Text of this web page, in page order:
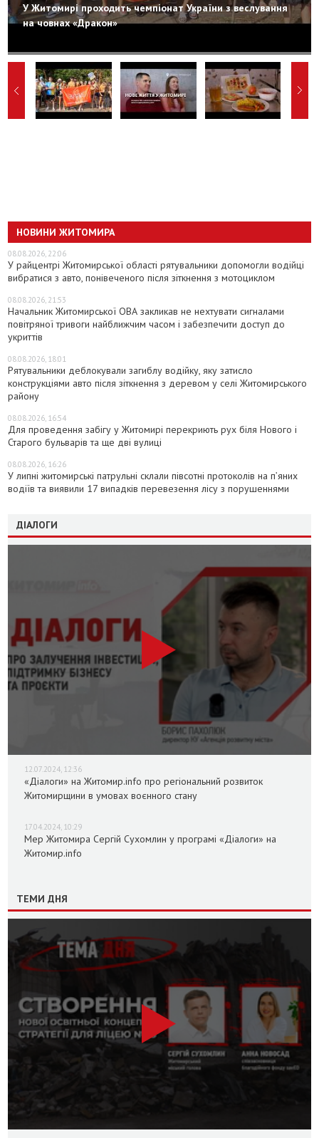
У Житомирі проходить чемпіонат України з веслування
на човнах «Дракон»
НОВИНИ ЖИТОМИРА
08.08.2026, 22:06
У райцентрі Житомирської області рятувальники допомогли водійці
вибратися з авто, понівеченого після зіткнення з мотоциклом
08.08.2026, 21:53
Начальник Житомирської ОВА закликав не нехтувати сигналами
повітряної тривоги найближчим часом і забезпечити доступ до
укриттів
08.08.2026, 18:01
Рятувальники деблокували загиблу водійку, яку затисло
конструкціями авто після зіткнення з деревом у селі Житомирського
району
08.08.2026, 16:54
Для проведення забігу у Житомирі перекриють рух біля Нового і
Старого бульварів та ще дві вулиці
08.08.2026, 16:26
У липні житомирські патрульні склали півсотні протоколів на пʼяних
водіїв та виявили 17 випадків перевезення лісу з порушеннями
ДІАЛОГИ
12.07.2024, 12:36
«Діалоги» на Житомир.info про регіональний розвиток
Житомирщини в умовах воєнного стану
17.04.2024, 10:29
Мер Житомира Сергій Сухомлин у програмі «Діалоги» на
Житомир.info
ТЕМИ ДНЯ